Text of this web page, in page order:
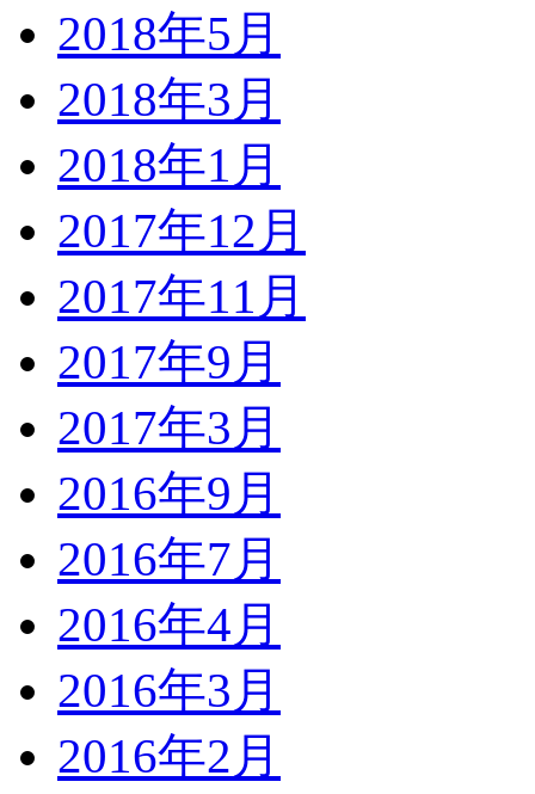
2018年5月
2018年3月
2018年1月
2017年12月
2017年11月
2017年9月
2017年3月
2016年9月
2016年7月
2016年4月
2016年3月
2016年2月